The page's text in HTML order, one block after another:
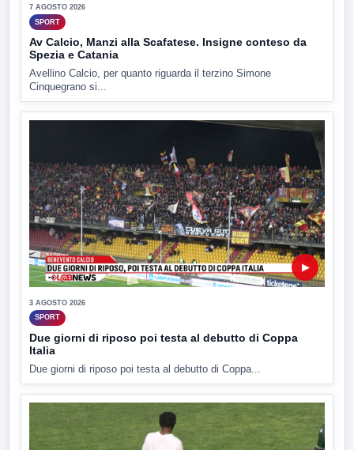
7 AGOSTO 2026
SPORT
Av Calcio, Manzi alla Scafatese. Insigne conteso da
Spezia e Catania
Avellino Calcio, per quanto riguarda il terzino Simone
Cinquegrano si...
▶
3 AGOSTO 2026
SPORT
Due giorni di riposo poi testa al debutto di Coppa
Italia
Due giorni di riposo poi testa al debutto di Coppa...